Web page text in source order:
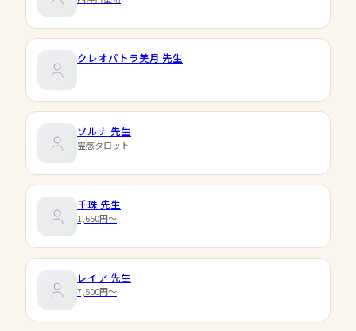
クレオパトラ美月 先生
ソルナ 先生
霊感タロット
千珠 先生
1,650円〜
レイア 先生
7,500円〜